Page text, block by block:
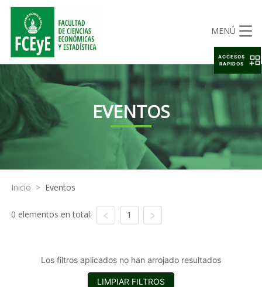
MENÚ
EVENTOS
Inicio > Eventos
0 elementos en total: 1
Los filtros aplicados no han arrojado resultados
LIMPIAR FILTROS
ACCESOS
RAPIDOS